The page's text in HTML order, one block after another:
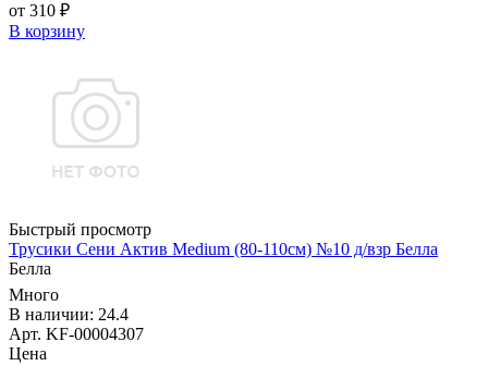
от 310 ₽
В корзину
Быстрый просмотр
Трусики Сени Актив Medium (80-110см) №10 д/взр Белла
Белла
Много
В наличии: 24.4
Арт. KF-00004307
Цена